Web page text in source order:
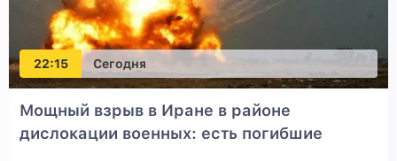
22:15 Сегодня
Мощный взрыв в Иране в районе
дислокации военных: есть погибшие